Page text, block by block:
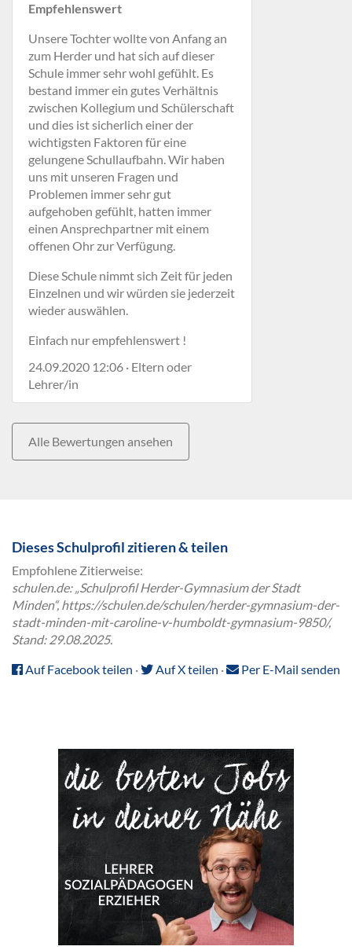
Empfehlenswert
Unsere Tochter wollte von Anfang an
zum Herder und hat sich auf dieser
Schule immer sehr wohl gefühlt. Es
bestand immer ein gutes Verhältnis
zwischen Kollegium und Schülerschaft
und dies ist sicherlich einer der
wichtigsten Faktoren für eine
gelungene Schullaufbahn. Wir haben
uns mit unseren Fragen und
Problemen immer sehr gut
aufgehoben gefühlt, hatten immer
einen Ansprechpartner mit einem
offenen Ohr zur Verfügung.
Diese Schule nimmt sich Zeit für jeden
Einzelnen und wir würden sie jederzeit
wieder auswählen.
Einfach nur empfehlenswert !
24.09.2020 12:06 · Eltern oder
Lehrer/in
Alle Bewertungen ansehen
Dieses Schulprofil zitieren & teilen
Empfohlene Zitierweise:
schulen.de: „Schulprofil Herder-Gymnasium der Stadt
Minden“, https://schulen.de/schulen/herder-gymnasium-der-
stadt-minden-mit-caroline-v-humboldt-gymnasium-9850/,
Stand: 29.08.2025.
Auf Facebook teilen · Auf X teilen · Per E-Mail senden